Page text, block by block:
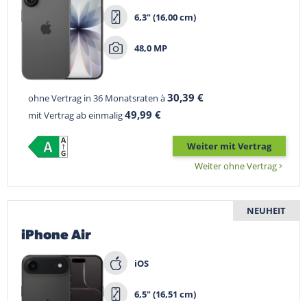
6,3" (16,00 cm)
48,0 MP
ohne Vertrag in 36 Monatsraten à30,39 €
mit Vertrag ab einmalig49,99 €
Weiter mit Vertrag
Weiter ohne Vertrag
NEUHEIT
iPhone Air
iOS
6,5" (16,51 cm)